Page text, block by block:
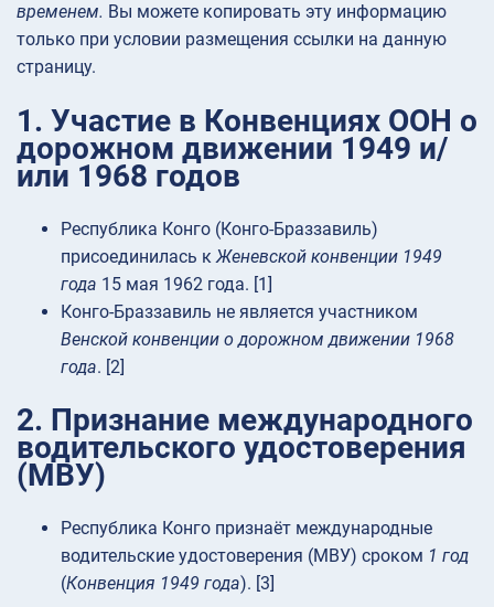
временем. Вы можете копировать эту информацию
только при условии размещения ссылки на данную
страницу.
1. Участие в Конвенциях ООН о
дорожном движении 1949 и/
или 1968 годов
Республика Конго (Конго-Браззавиль)
присоединилась кЖеневской конвенции 1949
года 15 мая 1962 года. [1]
Конго-Браззавиль не является участником
Венской конвенции о дорожном движении 1968
года. [2]
2. Признание международного
водительского удостоверения
(МВУ)
Республика Конго признаёт международные
водительские удостоверения (МВУ) сроком 1 год
(Конвенция 1949 года). [3]